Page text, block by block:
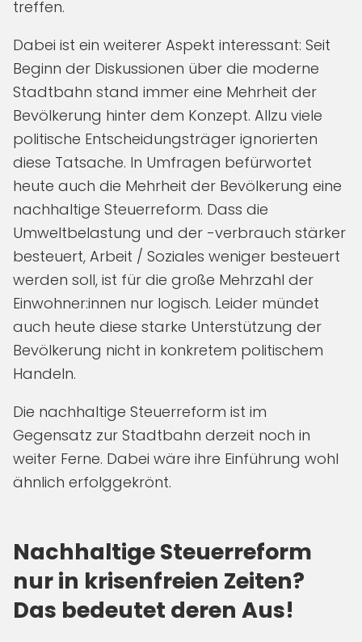
treffen.
Dabei ist ein weiterer Aspekt interessant: Seit
Beginn der Diskussionen über die moderne
Stadtbahn stand immer eine Mehrheit der
Bevölkerung hinter dem Konzept. Allzu viele
politische Entscheidungsträger ignorierten
diese Tatsache. In Umfragen befürwortet
heute auch die Mehrheit der Bevölkerung eine
nachhaltige Steuerreform. Dass die
Umweltbelastung und der -verbrauch stärker
besteuert, Arbeit / Soziales weniger besteuert
werden soll, ist für die große Mehrzahl der
Einwohner:innen nur logisch. Leider mündet
auch heute diese starke Unterstützung der
Bevölkerung nicht in konkretem politischem
Handeln.
Die nachhaltige Steuerreform ist im
Gegensatz zur Stadtbahn derzeit noch in
weiter Ferne. Dabei wäre ihre Einführung wohl
ähnlich erfolggekrönt.
Nachhaltige Steuerreform
nur in krisenfreien Zeiten?
Das bedeutet deren Aus!